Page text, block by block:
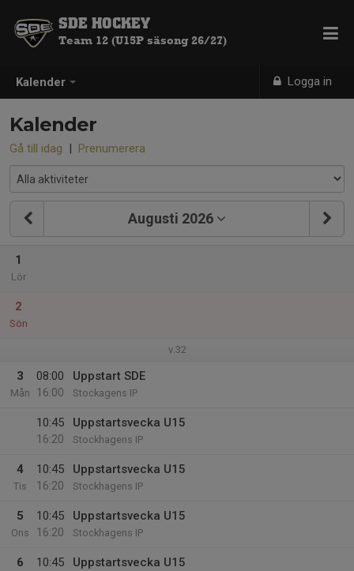
Kalender Logga in
SDE HOCKEY
Team 12 (U15P säsong 26/27)
Kalender
Gå till idag | Prenumerera
Augusti 2026
1
Lör
2
Sön
v.32
3
Mån
08:00
16:00
Uppstart SDE
Stockagens IP
10:45
16:20
Uppstartsvecka U15
Stockhagens IP
4
Tis
10:45
16:20
Uppstartsvecka U15
Stockhagens IP
5
Ons
10:45
16:20
Uppstartsvecka U15
Stockhagens IP
6
10:45
Uppstartsvecka U15